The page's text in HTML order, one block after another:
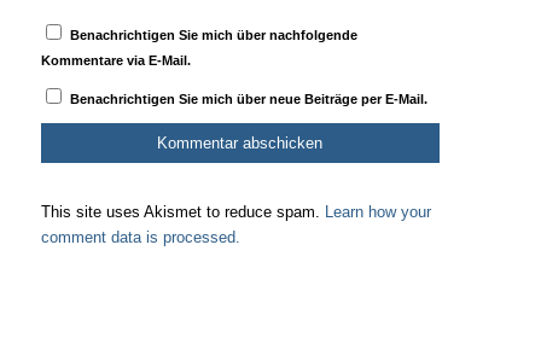
Benachrichtigen Sie mich über nachfolgende
Kommentare via E-Mail.
Benachrichtigen Sie mich über neue Beiträge per E-Mail.
This site uses Akismet to reduce spam. Learn how your
comment data is processed.